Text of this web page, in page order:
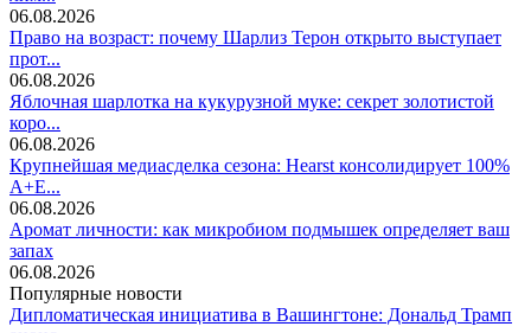
06.08.2026
Право на возраст: почему Шарлиз Терон открыто выступает
прот...
06.08.2026
Яблочная шарлотка на кукурузной муке: секрет золотистой
коро...
06.08.2026
Крупнейшая медиасделка сезона: Hearst консолидирует 100%
A+E...
06.08.2026
Аромат личности: как микробиом подмышек определяет ваш
запах
06.08.2026
Популярные новости
Дипломатическая инициатива в Вашингтоне: Дональд Трамп